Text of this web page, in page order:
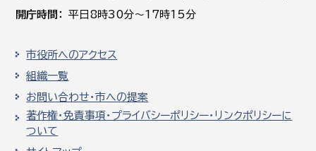
開庁時間
平日8時30分～17時15分
市役所へのアクセス
組織一覧
お問い合わせ・市への提案
著作権・免責事項・プライバシーポリシー・リンクポリシーに
ついて